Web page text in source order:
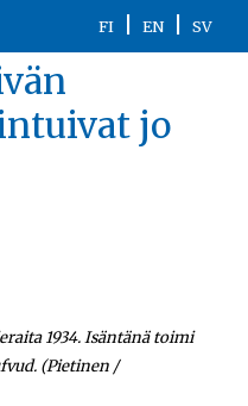
FI EN| SV
jo
1934. Isäntänä toimi
(Pietinen /